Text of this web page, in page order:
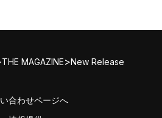
THE MAGAZINE>New Release
合わせページへ